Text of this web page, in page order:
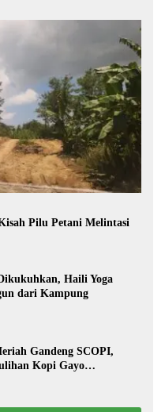
Pilu Petani Melintasi
Haili Yoga
dari Kampung
Gandeng SCOPI,
Kopi Gayo